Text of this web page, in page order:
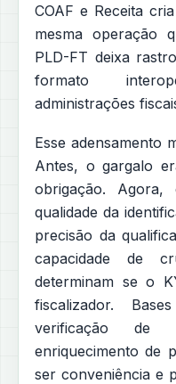
COAF e Receita
mesma operação
PLD-FT deixa
formato
administrações
Esse adensamento
Antes, o gargalo
obrigação.
qualidade da
precisão da
capacidade de
determinam se o
fiscalizador.
verificação de
enriquecimento de
ser conveniência e